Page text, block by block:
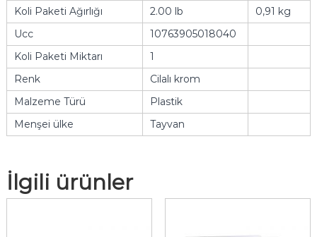
Koli Paketi Ağırlığı
2.00 lb
0,91 kg
Ucc
10763905018040
Koli Paketi Miktarı
1
Renk
Cilalı krom
Malzeme Türü
Plastik
Menşei ülke
Tayvan
İlgili ürünler